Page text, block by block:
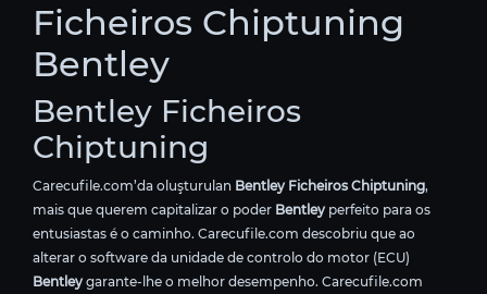
Ficheiros Chiptuning
Bentley
Bentley Ficheiros
Chiptuning
Carecufile.com’da oluşturulan Bentley Ficheiros Chiptuning,
mais que querem capitalizar o poder Bentleyperfeito para os
entusiastas é o caminho. Carecufile.com descobriu que ao
alterar o software da unidade de controlo do motor (ECU)
Bentleygarante-lhe o melhor desempenho. Carecufile.com